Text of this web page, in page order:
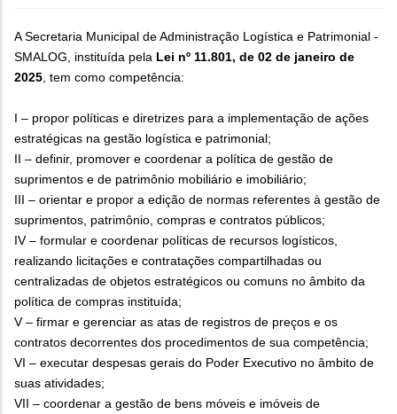
A Secretaria Municipal de Administração Logística e Patrimonial -
SMALOG, instituída pela Lei nº 11.801, de 02 de janeiro de
2025 , tem como competência:
I – propor políticas e diretrizes para a implementação de ações
estratégicas na gestão logística e patrimonial;
II – definir, promover e coordenar a política de gestão de
suprimentos e de patrimônio mobiliário e imobiliário;
III – orientar e propor a edição de normas referentes à gestão de
suprimentos, patrimônio, compras e contratos públicos;
IV – formular e coordenar políticas de recursos logísticos,
realizando licitações e contratações compartilhadas ou
centralizadas de objetos estratégicos ou comuns no âmbito da
política de compras instituída;
V – firmar e gerenciar as atas de registros de preços e os
contratos decorrentes dos procedimentos de sua competência;
VI – executar despesas gerais do Poder Executivo no âmbito de
suas atividades;
VII – coordenar a gestão de bens móveis e imóveis de